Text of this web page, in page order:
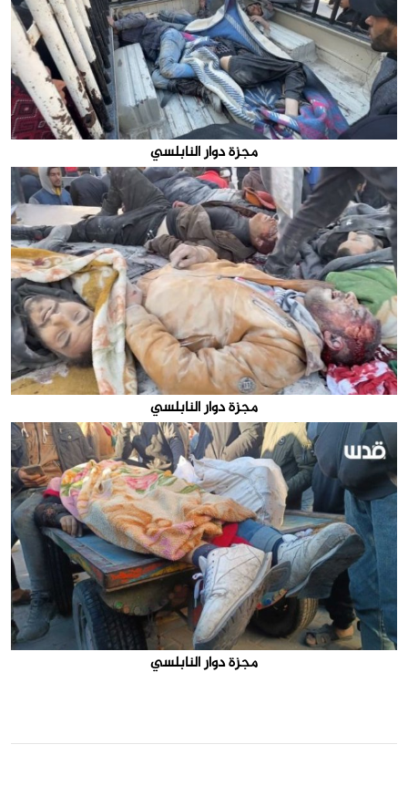
مجزة دوار النابلسي
مجزة دوار النابلسي
مجزة دوار النابلسي